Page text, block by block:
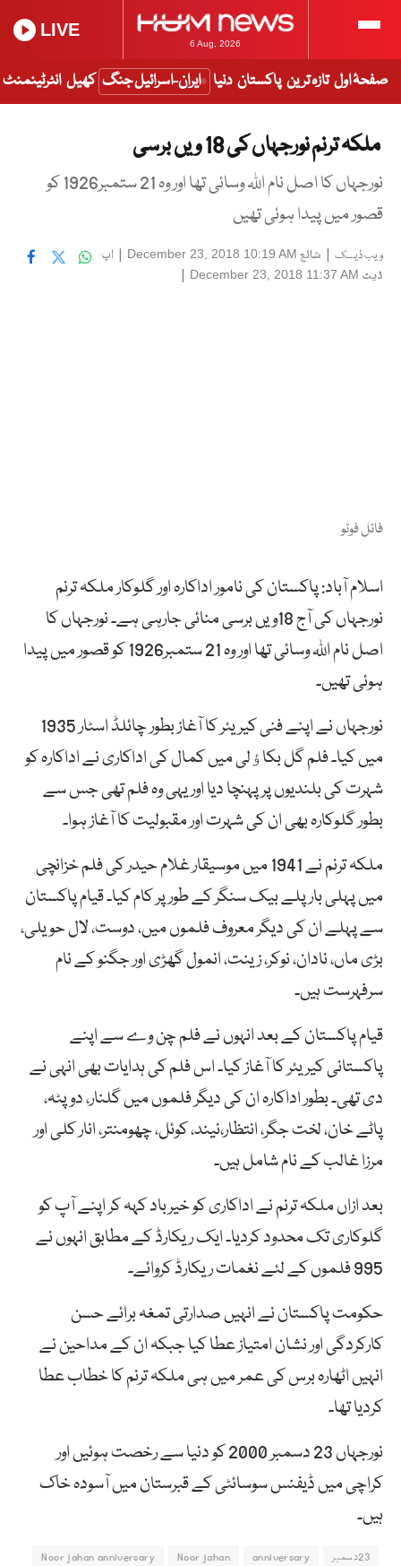
6 Aug, 2026
LIVE
صفحۂ اول تازہ ترین پاکستان دنیا ایران-اسرائیل جنگ کھیل انٹرٹینمنٹ
ملکہ ترنم نورجہاں کی 18 ویں برسی
نورجہاں کا اصل نام اللہ وسائی تھا اور وہ 21 ستمبر1926 کو
قصور میں پیدا ہوئی تھیں
ویب ڈیسک | شائع December 23, 2018 10:19 AM
| اپ
ڈیٹ December 23, 2018 11:37 AM
|
فائل فوٹو
اسلام آباد: پاکستان کی نامور اداکارہ اور گلوکار ملکہ ترنم
نورجہاں کی آج 18ویں برسی منائی جارہی ہے۔ نورجہاں کا
اصل نام اللہ وسائی تھا اور وہ
ستمبر1926کو قصور میں پیدا
ہوئی تھیں۔
نورجہاں نے اپنے فنی کیریئر کا آغاز بطور چائلڈ اسٹار1935
میں کیا۔فلم گل بکاﺅلی میں کمال کی اداکاری نے اداکارہ کو
شہرت کی بلندیوں پر پہنچا دیا اور یہی وہ فلم تھی جس سے
بطور گلوکارہ بھی ان کی شہرت اور مقبولیت کا آغاز ہوا۔
ملکہ ترنم نے
میں موسیقار غلام حیدر کی فلم خزانچی
میں پہلی بار پلے بیک سنگر کے طور پر کام کیا۔ قیام پاکستان
سے پہلے ان کی دیگر معروف فلموں میں، دوست، لال حویلی،
بڑی ماں، نادان، نوکر، زینت، انمول گھڑی اور جگنو کے نام
سرفہرست ہیں۔
قیام پاکستان کے بعد انہوں نے فلم چن وے سے اپنے
پاکستانی کیریئر کا آغاز کیا۔ اس فلم کی ہدایات بھی انہی نے
دی تھی۔ بطور اداکارہ ان کی دیگر فلموں میں گلنار، دوپٹہ،
پاٹے خان، لخت جگر، انتظار،نیند، کوئل، چھومنتر، انار کلی اور
مرزا غالب کے نام شامل ہیں۔
بعد ازاں ملکہ ترنم نے اداکاری کو خیرباد کہہ کر اپنے آپ کو
گلوکاری تک محدود کردیا۔ ایک ریکارڈ کے مطابق انہوں نے
995فلموں کے لئے نغمات ریکارڈ کروائے۔
حکومت پاکستان نے انہیں صدارتی تمغہ برائے حسن
کارکردگی اور نشان امتیاز عطا کیا جبکہ ان کے مداحین نے
انہیں اٹھارہ برس کی عمر میں ہی ملکہ ترنم کا خطاب عطا
کردیا تھا۔
نورجہاں
دسمبر2000
کو دنیا سے رخصت ہوئیں اور
کراچی میں ڈیفنس سوسائٹی کے قبرستان میں آسودہ خاک
ہیں۔
23دسمبر anniversary
Noor jahan
Noor jahan anniversary